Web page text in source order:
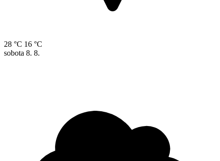
28 °C 16 °C
sobota 8. 8.